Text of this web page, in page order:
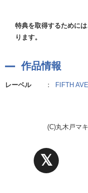
特典を取得するためには
ります。
作品情報
レーベル ： FIFTH
(C)丸木戸マ